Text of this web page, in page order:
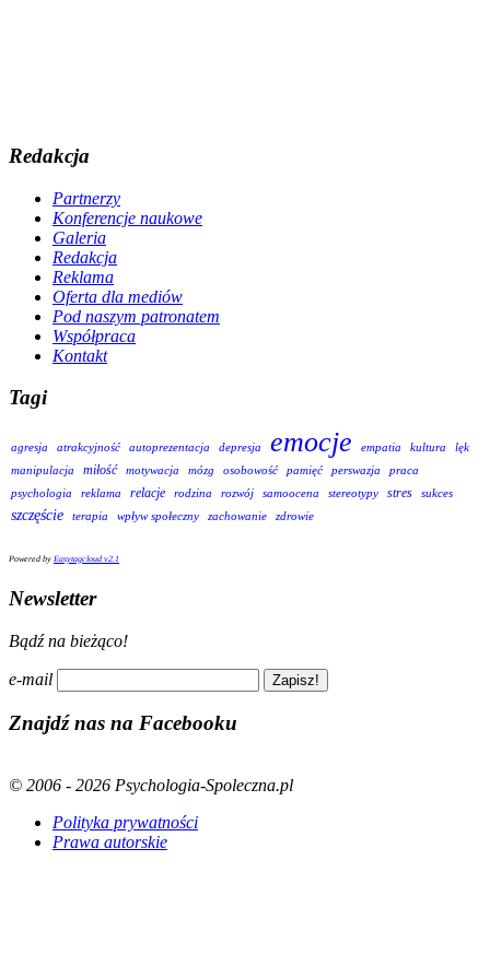
Redakcja
Partnerzy
Konferencje naukowe
Galeria
Redakcja
Reklama
Oferta dla mediów
Pod naszym patronatem
Współpraca
Kontakt
Tagi
agresja atrakcyjność autoprezentacja depresja emocje empatia kultura
lęk
manipulacja
miłość motywacja mózg osobowość pamięć perswazja
praca
psychologia
reklama relacje rodzina rozwój samoocena stereotypy stres sukces
szczęście terapia wpływ społeczny zachowanie zdrowie
Powered by Easytagcloud v2.1
Newsletter
Bądź na bieżąco!
e-mail
Znajdź nas na Facebooku
© 2006 - 2026 Psychologia-Spoleczna.pl
Polityka prywatności
Prawa autorskie